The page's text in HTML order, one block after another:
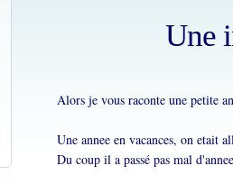
Une
Alors je vous raconte une petite
Une annee en vacances, on etait
Du coup il a passé pas mal